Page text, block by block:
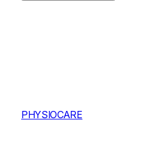
PHYSIOCARE